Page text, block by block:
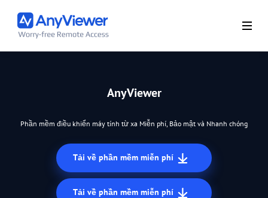
AnyViewer
Phần mềm điều khiển máy tính từ xa Miễn phí, Bảo mật và Nhanh chóng
Tải về phần mềm miễn phí
Tải về phần mềm miễn phí